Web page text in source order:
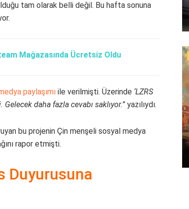
tam olarak belli değil. Bu hafta sonuna
Mağazasında Ücretsiz Oldu
paylaşımı ile verilmişti. Üzerinde ‘LZRS
daha fazla cevabı saklıyor.” yazılıydı.
bu projenin Çin menşeli sosyal medya
rapor etmişti.
Duyurusuna